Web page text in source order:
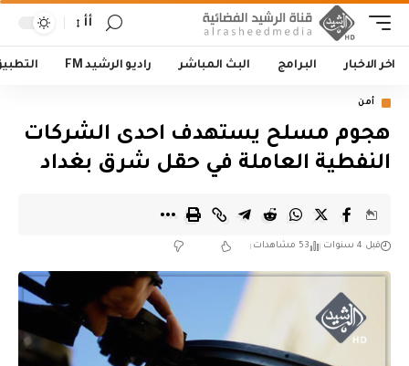
أأ
اخر الاخبار البرامج البث المباشر راديو الرشيد FM
أمن
هجوم مسلح يستهدف احدى الشركات
النفطية العاملة في حقل شرق بغداد
قبل 4 سنوات 53 مشاهدات